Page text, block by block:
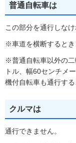
普通自転車は
この部分を通行しなけ
※車道を横断するとき
※普通自転車以外の
トル、幅60センチメ
機付自転車も通行する
クルマは
通行できません。